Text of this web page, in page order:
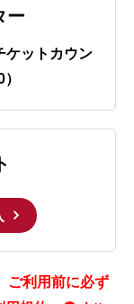
ー
ケットカウン
ご利用前に必ず